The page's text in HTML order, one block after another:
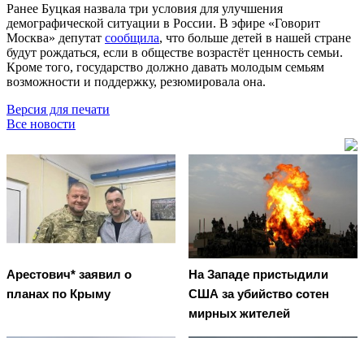
Ранее Буцкая назвала три условия для улучшения
демографической ситуации в России. В эфире «Говорит
Москва» депутат сообщила, что больше детей в нашей стране
будут рождаться, если в обществе возрастёт ценность семьи.
Кроме того, государство должно давать молодым семьям
возможности и поддержку, резюмировала она.
Версия для печати
Все новости
Арестович* заявил о
планах по Крыму
На Западе пристыдили
США за убийство сотен
мирных жителей